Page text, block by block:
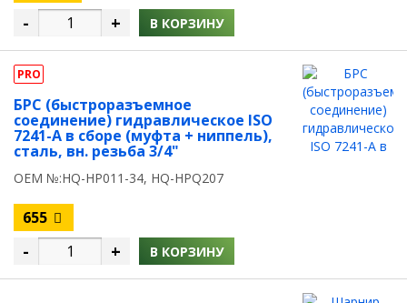
- + В КОРЗИНУ
PRO
БРС (быстроразъемное
соединение) гидравлическое ISO
7241-A в сборе (муфта + ниппель),
сталь, вн. резьба 3/4"
OEM №:HQ-HP011-34, HQ-HPQ207
655
- + В КОРЗИНУ